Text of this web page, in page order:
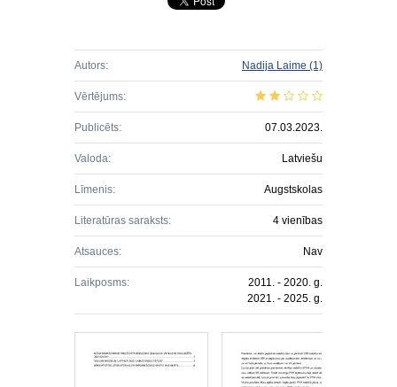
Autors: Nadija Laime (1)
Vērtējums:
Publicēts: 07.03.2023.
Valoda: Latviešu
Līmenis: Augstskolas
Literatūras saraksts: 4 vienības
Atsauces: Nav
Laikposms:
2011. - 2020. g.
2021. - 2025. g.